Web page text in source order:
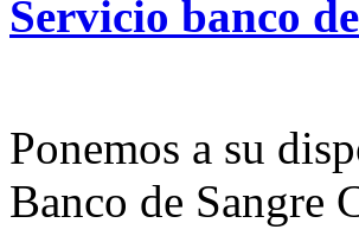
Servicio banco de
Ponemos a su
Banco de Sangre